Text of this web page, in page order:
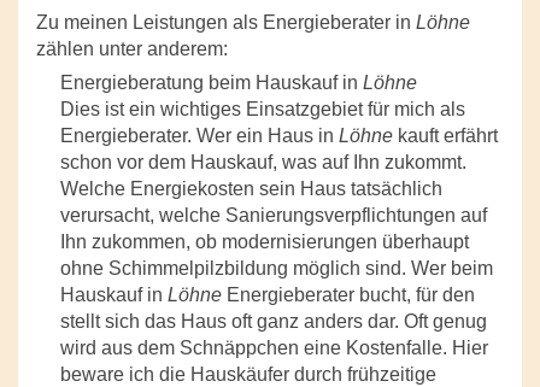
Zu meinen Leistungen als Energieberater in Löhne
zählen unter anderem:
Energieberatung beim Hauskauf in Löhne
Dies ist ein wichtiges Einsatzgebiet für mich als
Energieberater. Wer ein Haus in Löhne kauft erfährt
schon vor dem Hauskauf, was auf Ihn zukommt.
Welche Energiekosten sein Haus tatsächlich
verursacht, welche Sanierungsverpflichtungen auf
Ihn zukommen, ob modernisierungen überhaupt
ohne Schimmelpilzbildung möglich sind. Wer beim
Hauskauf in Löhne Energieberater bucht, für den
stellt sich das Haus oft ganz anders dar. Oft genug
wird aus dem Schnäppchen eine Kostenfalle. Hier
beware ich die Hauskäufer durch frühzeitige